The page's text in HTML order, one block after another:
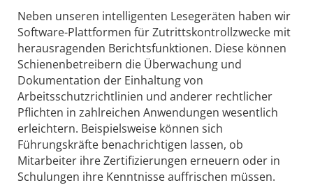
Neben unseren intelligenten Lesegeräten haben wir
Software-Plattformen für Zutrittskontrollzwecke mit
herausragenden Berichtsfunktionen. Diese können
Schienenbetreibern die Überwachung und
Dokumentation der Einhaltung von
Arbeitsschutzrichtlinien und anderer rechtlicher
Pflichten in zahlreichen Anwendungen wesentlich
erleichtern. Beispielsweise können sich
Führungskräfte benachrichtigen lassen, ob
Mitarbeiter ihre Zertifizierungen erneuern oder in
Schulungen ihre Kenntnisse auffrischen müssen.